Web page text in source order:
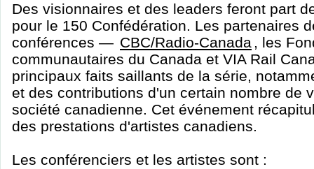
Des visionnaires et des leaders feront part
pour le 150 Confédération. Les partenaires
conférences — CBC/Radio-Canada , les
communautaires du Canada et VIA Rail
principaux faits saillants de la série,
et des contributions d'un certain nombre de
société canadienne. Cet événement
des prestations d'artistes canadiens.
Les conférenciers et les artistes sont :